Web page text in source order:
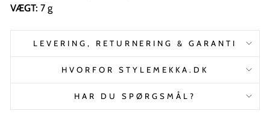
VÆGT: 7 g
LEVERING, RETURNERING & GARANTI
HVORFOR STYLEMEKKA.DK
HAR DU SPØRGSMÅL?